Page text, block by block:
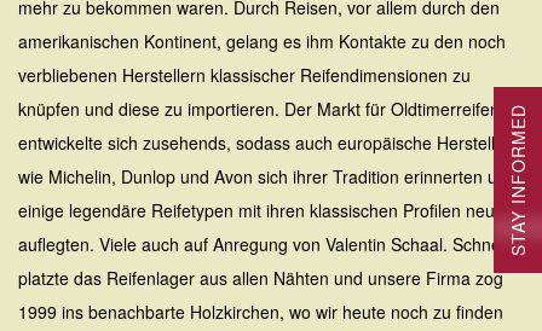
mehr zu bekommen waren. Durch Reisen, vor allem durch den
amerikanischen Kontinent, gelang es ihm Kontakte zu den noch
verbliebenen Herstellern klassischer Reifendimensionen zu
knüpfen und diese zu importieren. Der Markt für Oldtimerreifen
entwickelte sich zusehends, sodass auch europäische Hersteller
wie Michelin, Dunlop und Avon sich ihrer Tradition erinnerten und
einige legendäre Reifetypen mit ihren klassischen Profilen neu
auflegten. Viele auch auf Anregung von Valentin Schaal. Schnell
platzte das Reifenlager aus allen Nähten und unsere Firma zog
1999 ins benachbarte Holzkirchen, wo wir heute noch zu finden
STAY INFORMED